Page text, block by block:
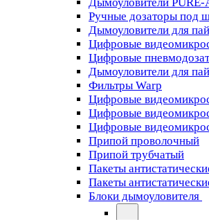
Ручные дозаторы под
Дымоуловители для
Цифровые
Цифровые
Дымоуловители для
Фильтры Warp
Цифровые
Цифровые
Цифровые
Припой проволочный
Припой трубчатый
Пакеты
Пакеты
Блоки дымоуловителя